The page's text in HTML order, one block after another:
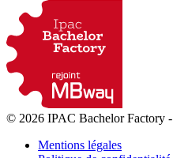
© 2026 IPAC Bachelor Factory -
Mentions légales